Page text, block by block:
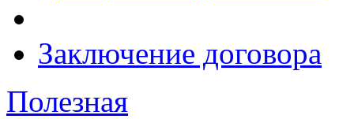
Заключение договора
Полезная